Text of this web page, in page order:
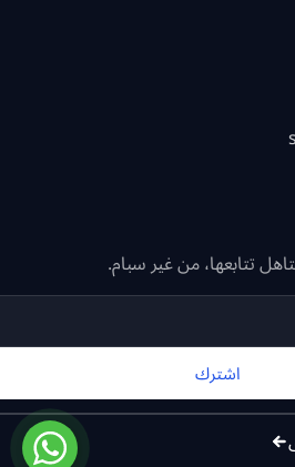
تتابعها، من غير سبام.
اشترك